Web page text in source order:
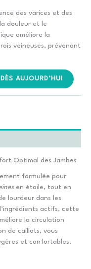
des varices et des
douleur et le
améliore la
veineuses, prévenant
AUJOURD’HUI
Optimal des Jambes
formulée pour
en étoile, tout en
lourdeur dans les
actifs, cette
la circulation
de caillots, vous
et confortables.